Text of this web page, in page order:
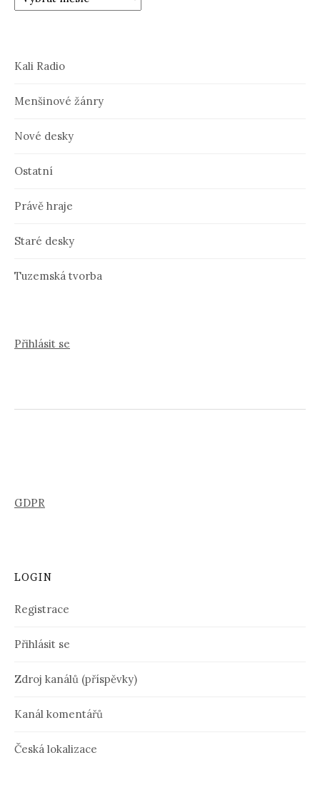
Kali Radio
Menšinové žánry
Nové desky
Ostatní
Právě hraje
Staré desky
Tuzemská tvorba
Přihlásit se
GDPR
LOGIN
Registrace
Přihlásit se
Zdroj kanálů (příspěvky)
Kanál komentářů
Česká lokalizace